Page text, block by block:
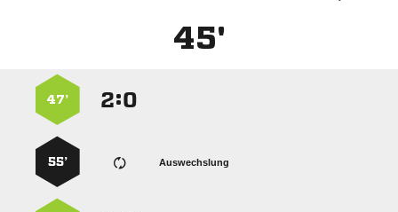
45'
:
47’
Auswechslung
55’